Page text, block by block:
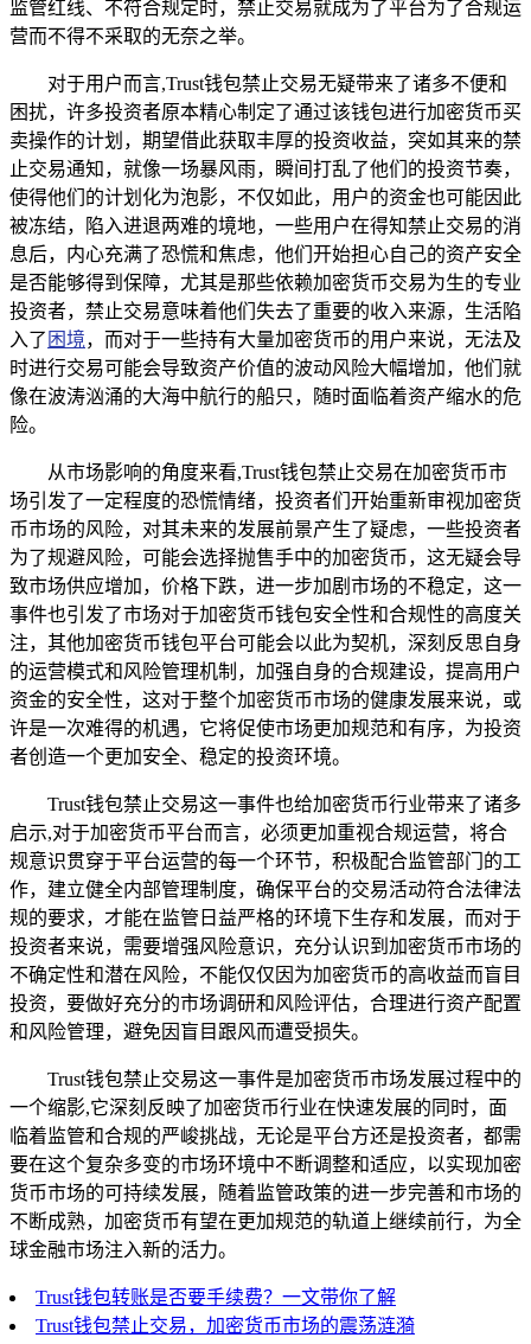
监管红线、不符合规定时，禁止交易就成为了平台为了合规运
营而不得不采取的无奈之举。
对于用户而言,Trust钱包禁止交易无疑带来了诸多不便和
困扰，许多投资者原本精心制定了通过该钱包进行加密货币买
卖操作的计划，期望借此获取丰厚的投资收益，突如其来的禁
止交易通知，就像一场暴风雨，瞬间打乱了他们的投资节奏，
使得他们的计划化为泡影，不仅如此，用户的资金也可能因此
被冻结，陷入进退两难的境地，一些用户在得知禁止交易的消
息后，内心充满了恐慌和焦虑，他们开始担心自己的资产安全
是否能够得到保障，尤其是那些依赖加密货币交易为生的专业
投资者，禁止交易意味着他们失去了重要的收入来源，生活陷
入了 困境，而对于一些持有大量加密货币的用户来说，无法及
时进行交易可能会导致资产价值的波动风险大幅增加，他们就
像在波涛汹涌的大海中航行的船只，随时面临着资产缩水的危
险。
从市场影响的角度来看,Trust钱包禁止交易在加密货币市
场引发了一定程度的恐慌情绪，投资者们开始重新审视加密货
币市场的风险，对其未来的发展前景产生了疑虑，一些投资者
为了规避风险，可能会选择抛售手中的加密货币，这无疑会导
致市场供应增加，价格下跌，进一步加剧市场的不稳定，这一
事件也引发了市场对于加密货币钱包安全性和合规性的高度关
注，其他加密货币钱包平台可能会以此为契机，深刻反思自身
的运营模式和风险管理机制，加强自身的合规建设，提高用户
资金的安全性，这对于整个加密货币市场的健康发展来说，或
许是一次难得的机遇，它将促使市场更加规范和有序，为投资
者创造一个更加安全、稳定的投资环境。
Trust钱包禁止交易这一事件也给加密货币行业带来了诸多
启示,对于加密货币平台而言，必须更加重视合规运营，将合
规意识贯穿于平台运营的每一个环节，积极配合监管部门的工
作，建立健全内部管理制度，确保平台的交易活动符合法律法
规的要求，才能在监管日益严格的环境下生存和发展，而对于
投资者来说，需要增强风险意识，充分认识到加密货币市场的
不确定性和潜在风险，不能仅仅因为加密货币的高收益而盲目
投资，要做好充分的市场调研和风险评估，合理进行资产配置
和风险管理，避免因盲目跟风而遭受损失。
Trust钱包禁止交易这一事件是加密货币市场发展过程中的
一个缩影,它深刻反映了加密货币行业在快速发展的同时，面
临着监管和合规的严峻挑战，无论是平台方还是投资者，都需
要在这个复杂多变的市场环境中不断调整和适应，以实现加密
货币市场的可持续发展，随着监管政策的进一步完善和市场的
不断成熟，加密货币有望在更加规范的轨道上继续前行，为全
球金融市场注入新的活力。
Trust钱包转账是否要手续费？一文带你了解
Trust钱包禁止交易，加密货币市场的震荡涟漪